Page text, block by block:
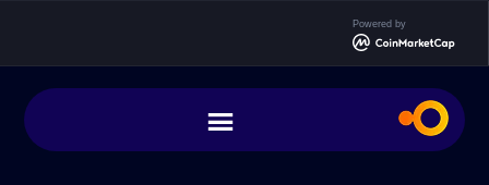
Powered by